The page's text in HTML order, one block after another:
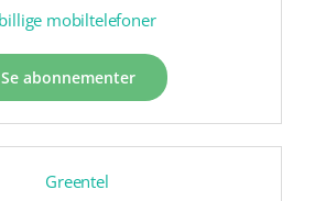
Se abonnementer